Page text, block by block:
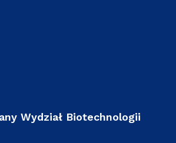
Wydział Biotechnologii